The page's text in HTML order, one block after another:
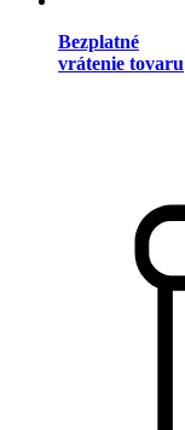
Bezplatné
vrátenie tovaru